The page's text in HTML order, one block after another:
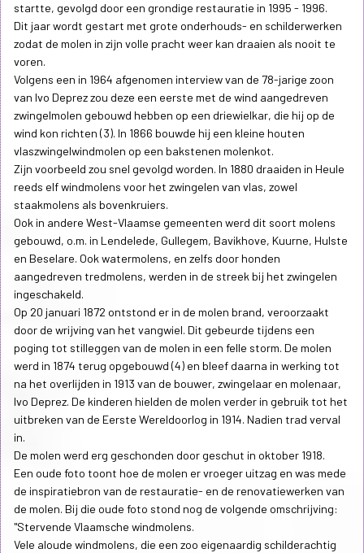
startte, gevolgd door een grondige restauratie in 1995 - 1996.
Dit jaar wordt gestart met grote onderhouds- en schilderwerken
zodat de molen in zijn volle pracht weer kan draaien als nooit te
voren.
Volgens een in 1964 afgenomen interview van de 78-jarige zoon
van Ivo Deprez zou deze een eerste met de wind aangedreven
zwingelmolen gebouwd hebben op een driewielkar, die hij op de
wind kon richten (3). In 1866 bouwde hij een kleine houten
vlaszwingelwindmolen op een bakstenen molenkot.
Zijn voorbeeld zou snel gevolgd worden. In 1880 draaiden in Heule
reeds elf windmolens voor het zwingelen van vlas, zowel
staakmolens als bovenkruiers.
Ook in andere West-Vlaamse gemeenten werd dit soort molens
gebouwd, o.m. in Lendelede, Gullegem, Bavikhove, Kuurne, Hulste
en Beselare. Ook watermolens, en zelfs door honden
aangedreven tredmolens, werden in de streek bij het zwingelen
ingeschakeld.
Op 20 januari 1872 ontstond er in de molen brand, veroorzaakt
door de wrijving van het vangwiel. Dit gebeurde tijdens een
poging tot stilleggen van de molen in een felle storm. De molen
werd in 1874 terug opgebouwd (4) en bleef daarna in werking tot
na het overlijden in 1913 van de bouwer, zwingelaar en molenaar,
Ivo Deprez. De kinderen hielden de molen verder in gebruik tot het
uitbreken van de Eerste Wereldoorlog in 1914. Nadien trad verval
in.
De molen werd erg geschonden door geschut in oktober 1918.
Een oude foto toont hoe de molen er vroeger uitzag en was mede
de inspiratiebron van de restauratie- en de renovatiewerken van
de molen. Bij die oude foto stond nog de volgende omschrijving:
"Stervende Vlaamsche windmolens.
Vele aloude windmolens, die een zoo eigenaardig schilderachtig